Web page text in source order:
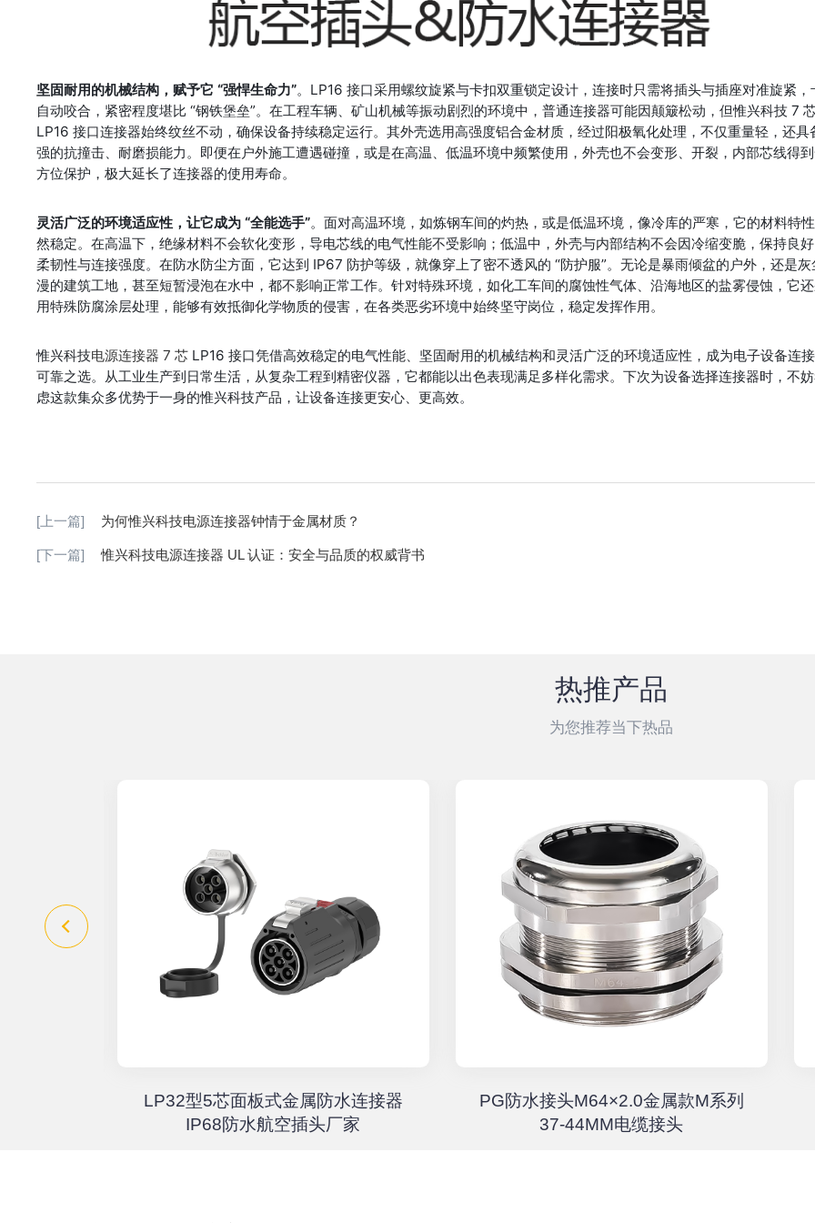
坚固耐用的机械结构，赋予它 “强悍生命力”。LP16 接口采用螺纹旋紧与卡扣双重锁定设计，连接时只需将插头与插座对准旋紧，
自动咬合，紧密程度堪比 “钢铁堡垒”。在工程车辆、矿山机械等振动剧烈的环境中，普通连接器可能因颠簸松动，但惟兴科技 7
LP16 接口连接器始终纹丝不动，确保设备持续稳定运行。其外壳选用高强度铝合金材质，经过阳极氧化处理，不仅重量轻，还具
强的抗撞击、耐磨损能力。即便在户外施工遭遇碰撞，或是在高温、低温环境中频繁使用，外壳也不会变形、开裂，内部芯线得
方位保护，极大延长了连接器的使用寿命。
灵活广泛的环境适应性，让它成为 “全能选手”。面对高温环境，如炼钢车间的灼热，或是低温环境，像冷库的严寒，它的材料特
然稳定。在高温下，绝缘材料不会软化变形，导电芯线的电气性能不受影响；低温中，外壳与内部结构不会因冷缩变脆，保持良
柔韧性与连接强度。在防水防尘方面，它达到 IP67 防护等级，就像穿上了密不透风的 “防护服”。无论是暴雨倾盆的户外，还是灰
漫的建筑工地，甚至短暂浸泡在水中，都不影响正常工作。针对特殊环境，如化工车间的腐蚀性气体、沿海地区的盐雾侵蚀，它
用特殊防腐涂层处理，能够有效抵御化学物质的侵害，在各类恶劣环境中始终坚守岗位，稳定发挥作用。
惟兴科技电源连接器 7 芯 LP16 接口凭借高效稳定的电气性能、坚固耐用的机械结构和灵活广泛的环境适应性，成为电子设备连
可靠之选。从工业生产到日常生活，从复杂工程到精密仪器，它都能以出色表现满足多样化需求。下次为设备选择连接器时，不
虑这款集众多优势于一身的惟兴科技产品，让设备连接更安心、更高效。
[上一篇] 为何惟兴科技电源连接器钟情于金属材质？
[下一篇] 惟兴科技电源连接器 UL 认证：安全与品质的权威背书
热推产品
为您推荐当下热品
LP32型5芯面板式金属防水连接器
IP68防水航空插头厂家
PG防水接头M64×2.0金属款M系列
37-44MM电缆接头